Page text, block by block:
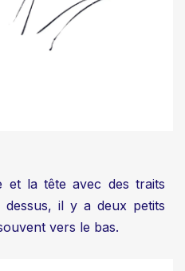
et la tête avec des traits
il y a deux petits
vers le bas.